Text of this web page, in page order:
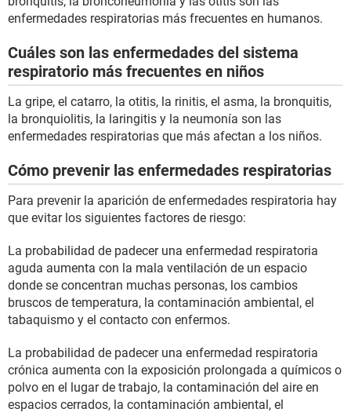
enfermedades respiratorias más frecuentes en humanos.
Cuáles son las enfermedades del sistema
respiratorio más frecuentes en niños
La gripe, el catarro, la otitis, la rinitis, el asma, la bronquitis,
la bronquiolitis, la laringitis y la neumonía son las
enfermedades respiratorias que más afectan a los niños.
Cómo prevenir las enfermedades respiratorias
Para prevenir la aparición de enfermedades respiratoria hay
que evitar los siguientes factores de riesgo:
La probabilidad de padecer una enfermedad respiratoria
aguda aumenta con la mala ventilación de un espacio
donde se concentran muchas personas, los cambios
bruscos de temperatura, la contaminación ambiental, el
tabaquismo y el contacto con enfermos.
La probabilidad de padecer una enfermedad respiratoria
crónica aumenta con la exposición prolongada a químicos o
polvo en el lugar de trabajo, la contaminación del aire en
espacios cerrados, la contaminación ambiental, el